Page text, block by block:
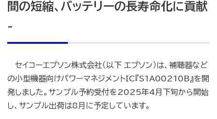
間の短縮、バッテリーの長寿命化に貢献
-
セイコーエプソン株式会社（以下 エプソン）は、補聴器など
の小型機器向けパワーマネジメントIC『S1A00210B』を開
発しました。サンプル予約受付を2025年4月下旬から開始
し、サンプル出荷は8月に予定しています。